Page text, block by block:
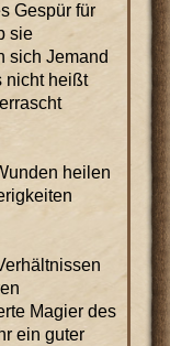
Gespür für
sie
sich Jemand
nicht heißt
heilen
Magier des
ein guter